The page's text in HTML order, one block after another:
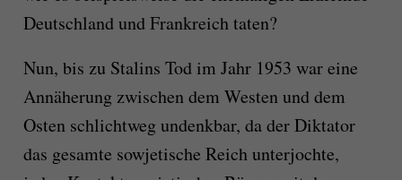
Deutschland und Frankreich taten?
Nun, bis zu Stalins Tod im Jahr 1953 war eine
Annäherung zwischen dem Westen und dem
Osten schlichtweg undenkbar, da der Diktator
das gesamte sowjetische Reich unterjochte,